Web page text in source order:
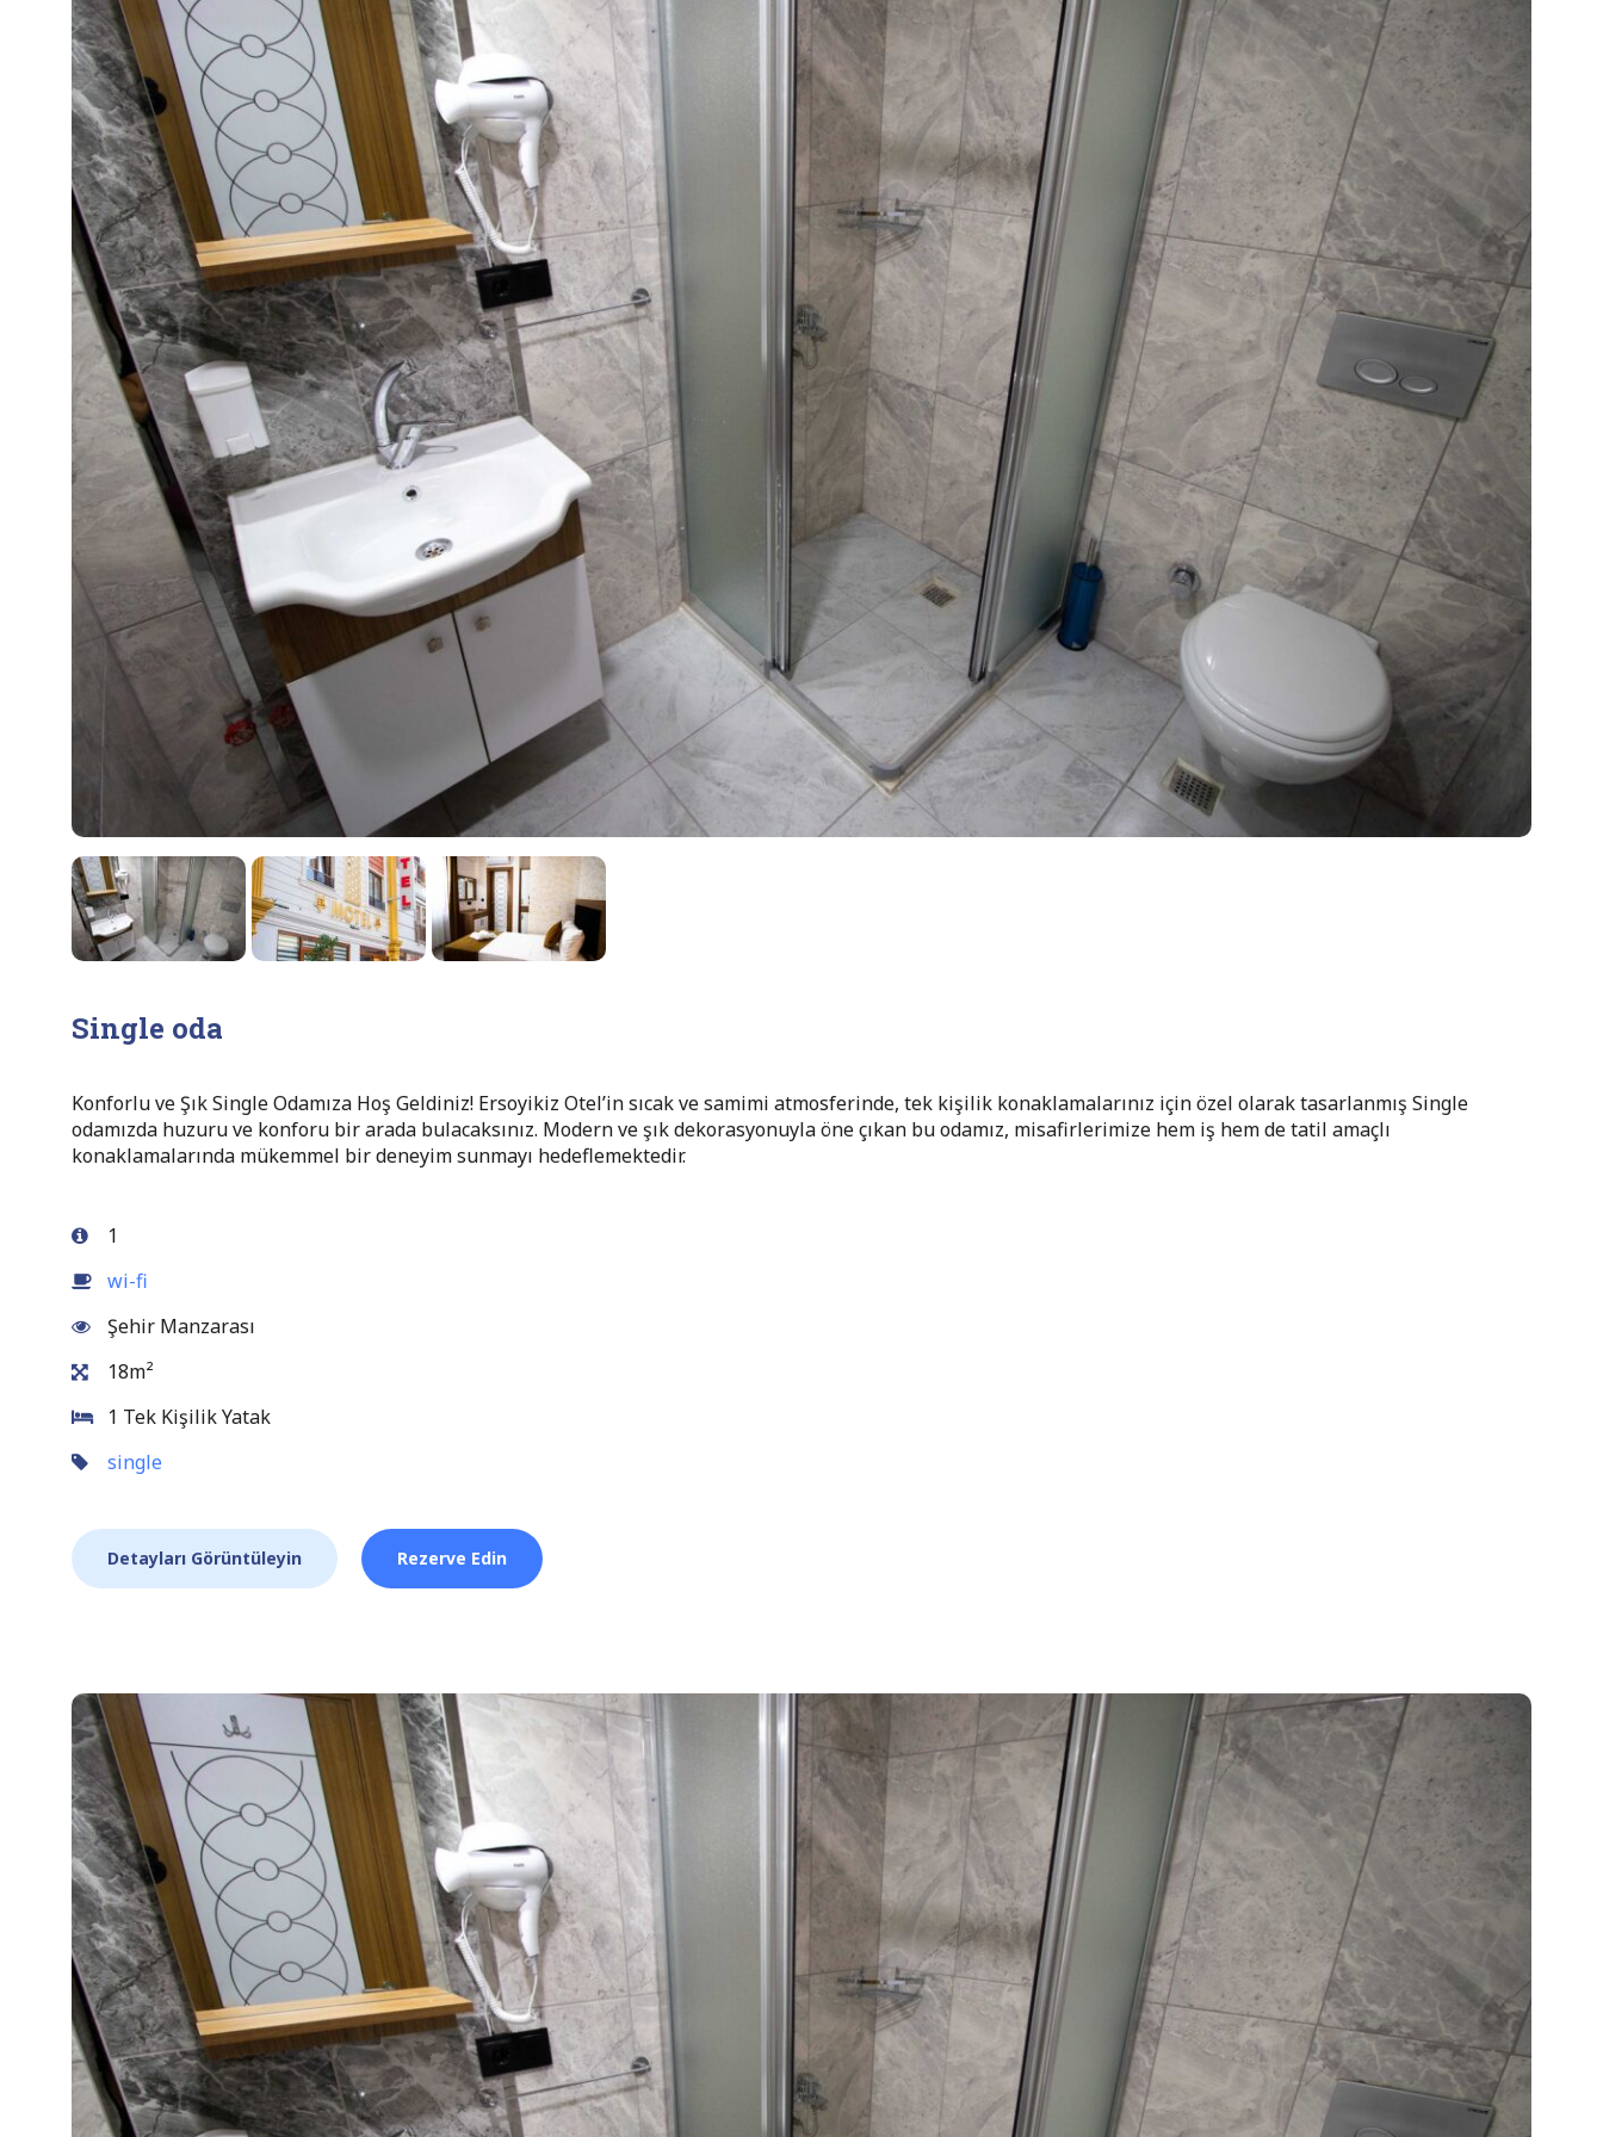
Single oda
Konforlu ve Şık Single Odamıza Hoş Geldiniz! Ersoyikiz Otel’in sıcak ve samimi atmosferinde, tek kişilik konaklamalarınız için özel olarak tasarlanmış Single
odamızda huzuru ve konforu bir arada bulacaksınız. Modern ve şık dekorasyonuyla öne çıkan bu odamız, misafirlerimize hem iş hem de tatil amaçlı
konaklamalarında mükemmel bir deneyim sunmayı hedeflemektedir.
1
wi-fi
Şehir Manzarası
18m²
1 Tek Kişilik Yatak
single
Detayları Görüntüleyin Rezerve Edin